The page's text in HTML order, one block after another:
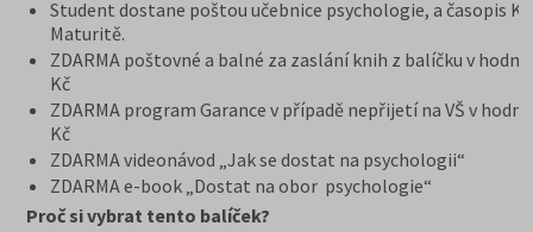
Student dostane poštou učebnice psychologie, a časopis
Maturitě.
ZDARMA poštovné a balné za zaslání knih z balíčku v
Kč
ZDARMA program Garance v případě nepřijetí na VŠ v
Kč
ZDARMA videonávod „Jak se dostat na psychologii“
ZDARMA e-book „Dostat na obor psychologie“
Proč si vybrat tento balíček?